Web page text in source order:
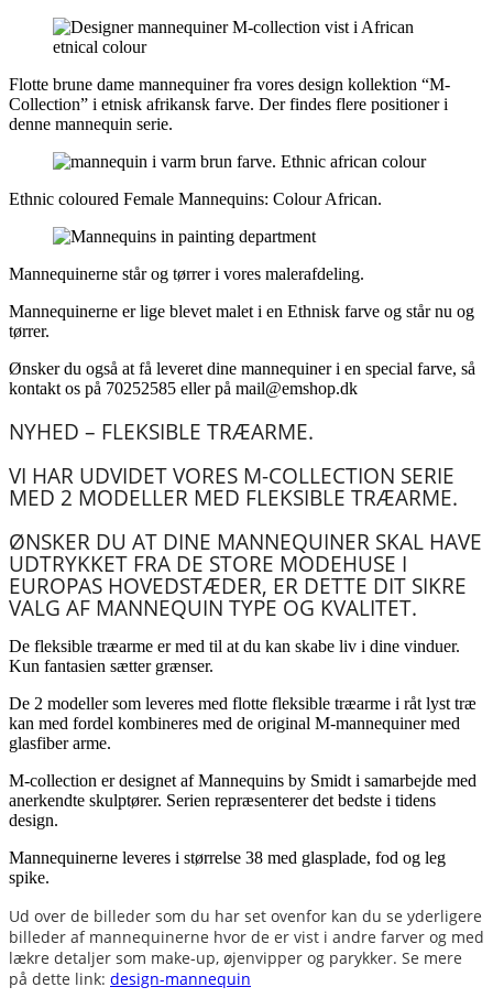
Flotte brune dame mannequiner fra vores design kollektion “M-
Collection” i etnisk afrikansk farve. Der findes flere positioner i
denne mannequin serie.
Ethnic coloured Female Mannequins: Colour African.
Mannequinerne står og tørrer i vores malerafdeling.
Mannequinerne er lige blevet malet i en Ethnisk farve og står nu og
tørrer.
Ønsker du også at få leveret dine mannequiner i en special farve, så
kontakt os på 70252585 eller på mail@emshop.dk
NYHED – FLEKSIBLE TRÆARME.
VI HAR UDVIDET VORES M-COLLECTION SERIE
MED 2 MODELLER MED FLEKSIBLE TRÆARME.
ØNSKER DU AT DINE MANNEQUINER SKAL HAVE
UDTRYKKET FRA DE STORE MODEHUSE I
EUROPAS HOVEDSTÆDER, ER DETTE DIT SIKRE
VALG AF MANNEQUIN TYPE OG KVALITET.
De fleksible træarme er med til at du kan skabe liv i dine vinduer.
Kun fantasien sætter grænser.
De 2 modeller som leveres med flotte fleksible træarme i råt lyst træ
kan med fordel kombineres med de original M-mannequiner med
glasfiber arme.
M-collection er designet af Mannequins by Smidt i samarbejde med
anerkendte skulptører. Serien repræsenterer det bedste i tidens
design.
Mannequinerne leveres i størrelse 38 med glasplade, fod og leg
spike.
Ud over de billeder som du har set ovenfor kan du se yderligere
billeder af mannequinerne hvor de er vist i andre farver og med
lækre detaljer som make-up, øjenvipper og parykker. Se mere
på dette link: design-mannequin